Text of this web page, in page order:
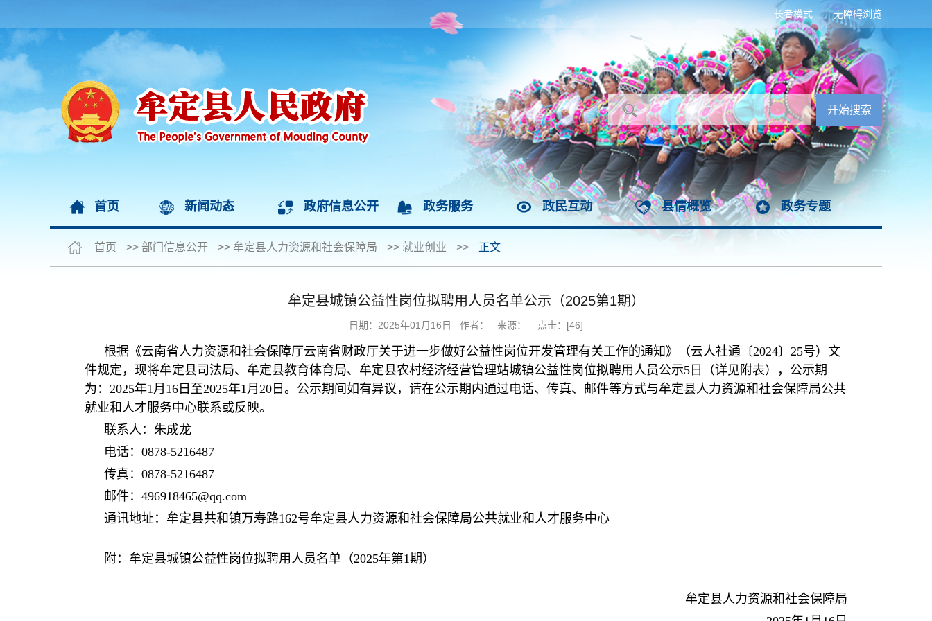
无障碍浏览
长者模式
首页 新闻动态 政府信息公开 政务服务 政民互动 县情概览 政务专题
首页 >> 部门信息公开 >> 牟定县人力资源和社会保障局 >> 就业创业 >> 正文
牟定县城镇公益性岗位拟聘用人员名单公示（2025第1期）
日期：2025年01月16日 作者： 来源： 点击：[46]
根据《云南省人力资源和社会保障厅云南省财政厅关于进一步做好公益性岗位开发管理有关工作的通知》（云人社通〔2024〕25号）文
件规定，现将牟定县司法局、牟定县教育体育局、牟定县农村经济经营管理站城镇公益性岗位拟聘用人员公示5日（详见附表），公示期
为：2025年1月16日至2025年1月20日。公示期间如有异议，请在公示期内通过电话、传真、邮件等方式与牟定县人力资源和社会保障局公共
就业和人才服务中心联系或反映。
联系人：朱成龙
电话：0878-5216487
传真：0878-5216487
邮件：496918465@qq.com
通讯地址：牟定县共和镇万寿路162号牟定县人力资源和社会保障局公共就业和人才服务中心
附：牟定县城镇公益性岗位拟聘用人员名单（2025年第1期）
牟定县人力资源和社会保障局